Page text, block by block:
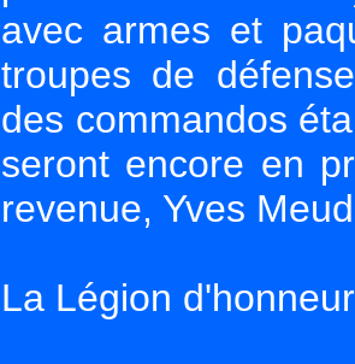
avec armes et
troupes de
des commandos
seront encore en
revenue, Yves
La Légion